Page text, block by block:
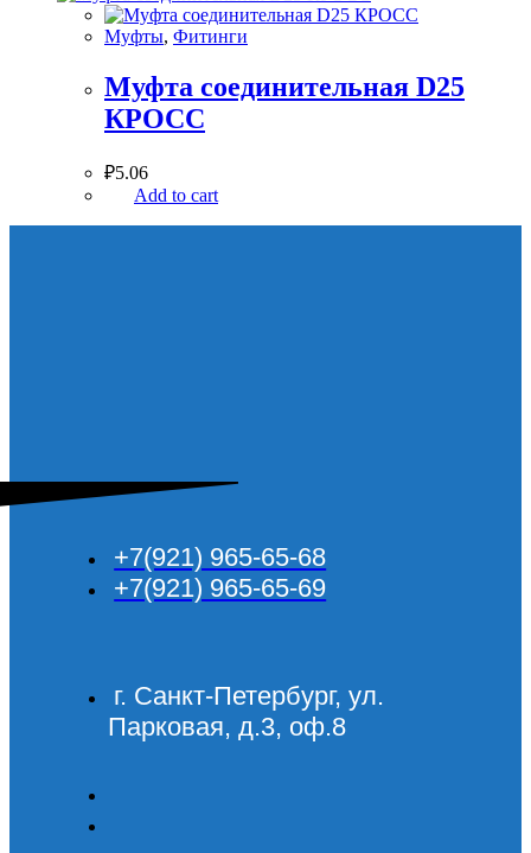
Муфты, Фитинги
Муфта соединительная D25
КРОСС
₽5.06
Add to cart
+7(921) 965-65-68
+7(921) 965-65-69
г. Санкт-Петербург, ул.
Парковая, д.3, оф.8